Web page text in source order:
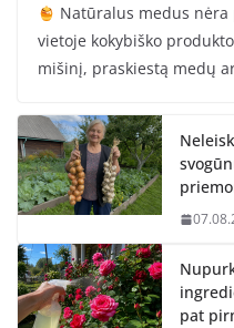
Natūralus medus
vietoje kokybiško
mišinį, praskiestą medų
pat